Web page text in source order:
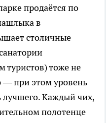
продаётся по
в
столичные
туристов) тоже не
— при этом уровень
лучшего. Каждый чих,
полотенце